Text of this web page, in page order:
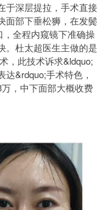
于深层提拉，手术直接
面部下垂松狮，在发鬓
全程内窥镜下准确操
。杜太超医生主做的是
，此技术诉求&ldquo;
&rdquo;手术特色，
，中下面部大概收费